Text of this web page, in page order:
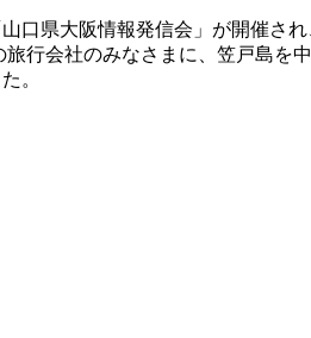
口県大阪情報発信会」が開催さ
行会社のみなさまに、笠戸島
。